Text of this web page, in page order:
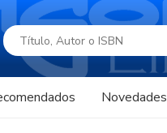
Novedades